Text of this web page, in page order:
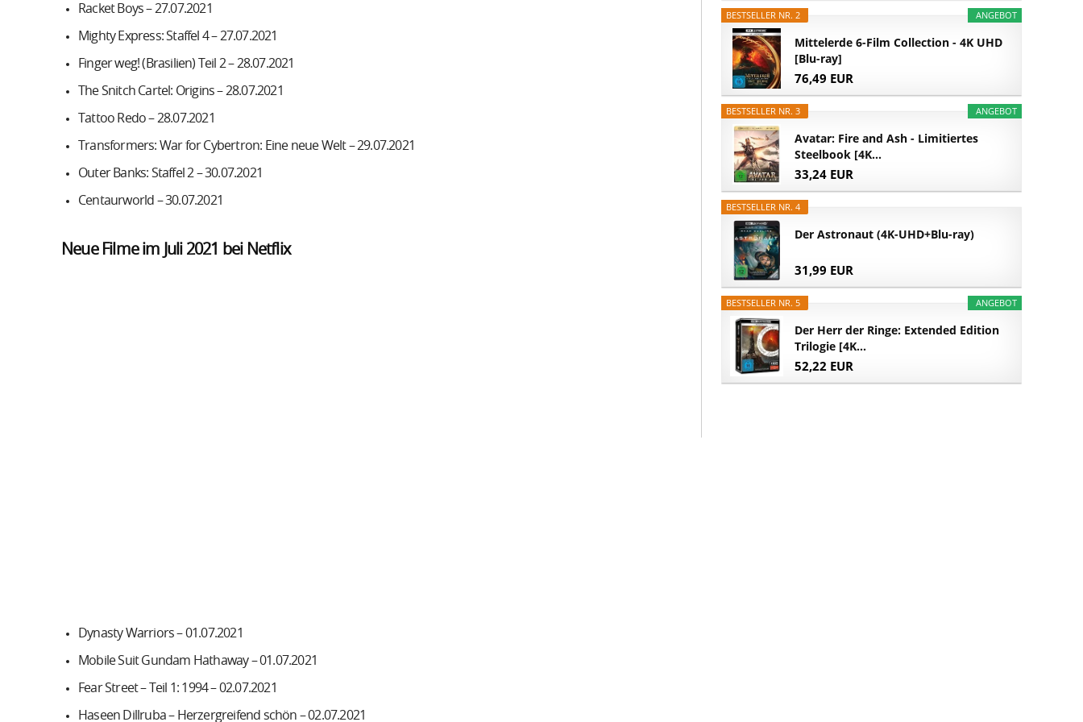
Racket Boys – 27.07.2021
Mighty Express: Staffel 4 – 27.07.2021
Finger weg! (Brasilien) Teil 2 – 28.07.2021
The Snitch Cartel: Origins – 28.07.2021
Tattoo Redo – 28.07.2021
Transformers: War for Cybertron: Eine neue Welt – 29.07.2021
Outer Banks: Staffel 2 – 30.07.2021
Centaurworld – 30.07.2021
Neue Filme im Juli 2021 bei Netflix
Dynasty Warriors – 01.07.2021
Mobile Suit Gundam Hathaway – 01.07.2021
Fear Street – Teil 1: 1994 – 02.07.2021
Haseen Dillruba – Herzergreifend schön – 02.07.2021
ANGEBOT
BESTSELLER NR. 2
Mittelerde 6-Film Collection - 4K UHD
[Blu-ray]
76,49 EUR
ANGEBOT
BESTSELLER NR. 3
Avatar: Fire and Ash - Limitiertes
Steelbook [4K...
33,24 EUR
BESTSELLER NR. 4
Der Astronaut (4K-UHD+Blu-ray)
31,99 EUR
ANGEBOT
BESTSELLER NR. 5
Der Herr der Ringe: Extended Edition
Trilogie [4K...
52,22 EUR